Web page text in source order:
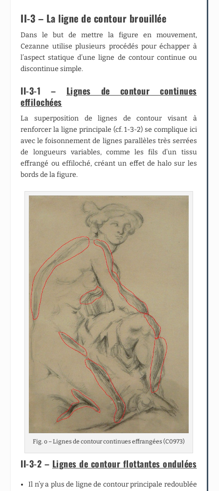
II-3 – La ligne de contour brouillée
Dans le but de mettre la figure en mouvement,
Cezanne utilise plusieurs procédés pour échapper à
l’aspect statique d’une ligne de contour continue ou
discontinue simple.
II-3-1 – Lignes de contour continues
effilochées
La superposition de lignes de contour visant à
renforcer la ligne principale (cf. 1-3-2) se complique ici
avec le foisonnement de lignes parallèles très serrées
de longueurs variables, comme les fils d’un tissu
effrangé ou effiloché, créant un effet de halo sur les
bords de la figure.
Fig. o – Lignes de contour continues effrangées (C0973)
II-3-2 – Lignes de contour flottantes ondulées
Il n’y a plus de ligne de contour principale redoublée